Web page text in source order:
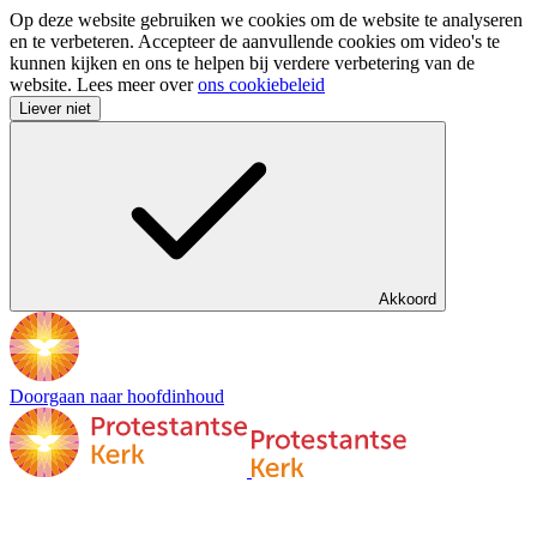
Op deze website gebruiken we cookies om de website te analyseren
en te verbeteren. Accepteer de aanvullende cookies om video's te
kunnen kijken en ons te helpen bij verdere verbetering van de
website. Lees meer overons cookiebeleid
Liever niet
Akkoord
Doorgaan naar hoofdinhoud